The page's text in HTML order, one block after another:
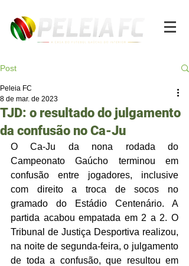
Post
TJD: o resultado do julgamento
da confusão no Ca-Ju
Peleia FC
8 de mar. de 2023
O Ca-Ju da nona rodada do
Campeonato Gaúcho terminou em
confusão entre jogadores, inclusive
com direito a troca de socos no
gramado do Estádio Centenário. A
partida acabou empatada em 2 a 2. O
Tribunal de Justiça Desportiva realizou,
na noite de segunda-feira, o julgamento
de toda a confusão, que resultou em